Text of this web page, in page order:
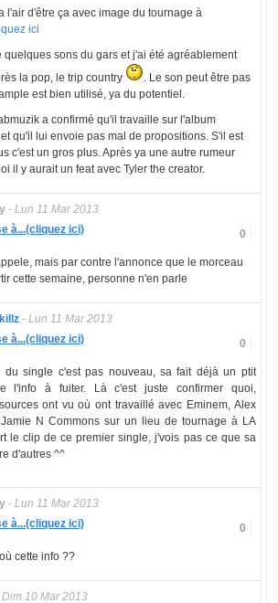
l'air d'être ça avec image du tournage à
ici
quelques sons du gars et j'ai été agréablement
la pop, le trip country
. Le son peut être pas
est bien utilisé, ya du potentiel.
a confirmé qu'il travaille sur l'album
qu'il lui envoie pas mal de propositions. S'il est
c'est un gros plus. Après ya une autre rumeur
il y aurait un feat avec Tyler the creator.
- Lun 11 Mar 2013
0
à...(cliquez ici)
mais par contre l'annonce que le morceau
cette semaine, personne n'en parle
- Lun 11 Mar 2013
0
à...(cliquez ici)
du single c'est pas nouveau, sa fait déjà un ptit
l'info à fuiter. Là c'est juste confirmer quoi,
ont vu où ont travaillé avec Eminem, Alex
N Commons sur un lieu de tournage à LA
le clip de ce premier single, j'vois pas ce que sa
d'autres ^^
- Lun 11 Mar 2013
0
à...(cliquez ici)
cette info ??
Dim 10 Mar 2013